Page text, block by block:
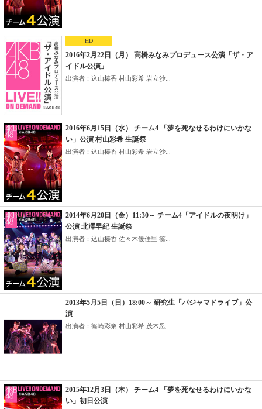
HD
2016年2月22日（月） 高橋みなみプロデュース公演「ザ・ア
イドル公演」
出演者：込山榛香 村山彩希 岩立沙...
2016年6月15日（水） チーム4 「夢を死なせるわけにいかな
い」公演 村山彩希 生誕祭
出演者：込山榛香 村山彩希 岩立沙...
2014年6月20日（金）11:30～ チーム4「アイドルの夜明け」
公演 北澤早紀 生誕祭
出演者：込山榛香 佐々木優佳里 篠...
2013年5月5日（日）18:00～ 研究生「パジャマドライブ」公
演
出演者：篠崎彩奈 村山彩希 茂木忍...
2015年12月3日（木） チーム4 「夢を死なせるわけにいかな
い」初日公演